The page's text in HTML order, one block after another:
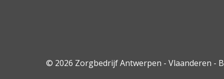
© 2026 Zorgbedrijf Antwerpen - Vlaanderen -